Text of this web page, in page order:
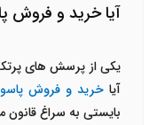
آیا خرید و فروش
یکی از پرسش های
آیاخرید و فروش
بایستی به سراغ قانون